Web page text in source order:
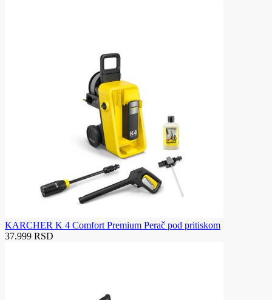
KARCHER K 4 Comfort Premium Perač pod pritiskom
37.999 RSD